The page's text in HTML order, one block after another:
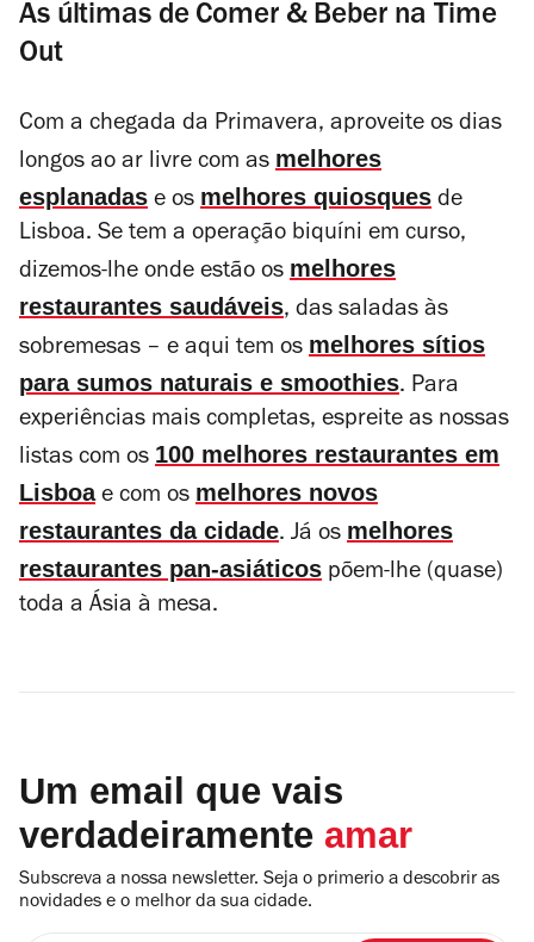
As últimas de Comer & Beber na Time
Out
Com a chegada da Primavera, aproveite os dias
longos ao ar livre com as melhores
esplanadas e os melhores quiosques de
Lisboa. Se tem a operação biquíni em curso,
dizemos-lhe onde estão os melhores
restaurantes saudáveis, das saladas às
sobremesas – e aqui tem os melhores sítios
para sumos naturais e smoothies. Para
experiências mais completas, espreite as nossas
listas com os 100 melhores restaurantes em
Lisboae com os melhores novos
restaurantes da cidade. Já os melhores
restaurantes pan-asiáticos põem-lhe (quase)
toda a Ásia à mesa.
Um email que vais
verdadeiramente amar
Subscreva a nossa newsletter. Seja o primerio a descobrir as
novidades e o melhor da sua cidade.